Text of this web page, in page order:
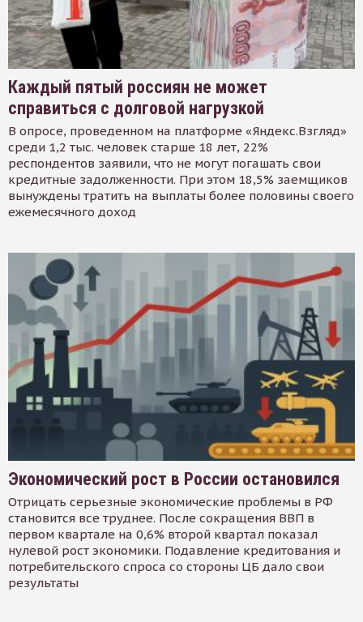
Каждый пятый россиян не может
справиться с долговой нагрузкой
В опросе, проведенном на платформе «Яндекс.Взгляд»
среди 1,2 тыс. человек старше 18 лет, 22%
респондентов заявили, что не могут погашать свои
кредитные задолженности. При этом 18,5% заемщиков
вынуждены тратить на выплаты более половины своего
ежемесячного доход
Экономический рост в России остановился
Отрицать серьезные экономические проблемы в РФ
становится все труднее. После сокращения ВВП в
первом квартале на 0,6% второй квартал показал
нулевой рост экономики. Подавление кредитования и
потребительского спроса со стороны ЦБ дало свои
результаты